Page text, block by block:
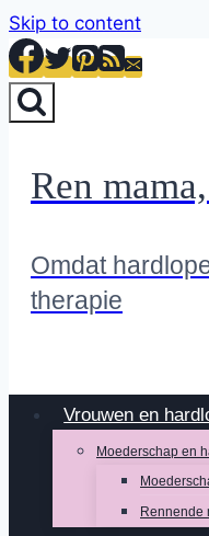
Skip to content
Ren
Omdat
therapie
Vrouwen en
Moederschap en
Rennende